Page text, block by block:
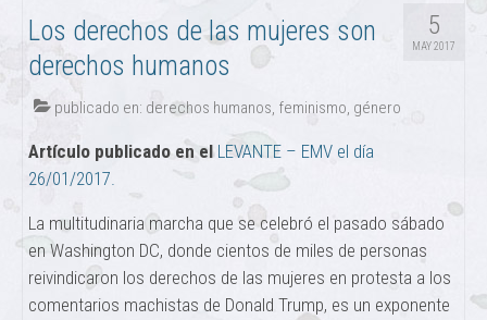
5
MAY 2017
Los derechos de las mujeres son
derechos humanos
publicado en: derechos humanos, feminismo, género
Artículo publicado en el LEVANTE – EMV el día
26/01/2017.
La multitudinaria marcha que se celebró el pasado sábado
en Washington DC, donde cientos de miles de personas
reivindicaron los derechos de las mujeres en protesta a los
comentarios machistas de Donald Trump, es un exponente